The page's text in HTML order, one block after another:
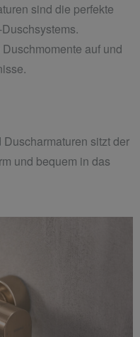
sind die perfekte
auf und
sitzt der
und bequem in das